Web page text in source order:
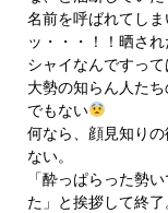
名前を呼ばれてし
ッ・・・！！晒され
シャイなんですっ
大勢の知らん人た
でもない
何なら、顔見知り
ない。
「酔っぱらった勢
た」と挨拶して終了